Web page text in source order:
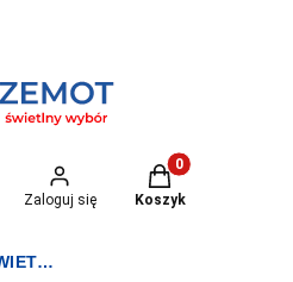
wyszukiwarkę
Zaloguj się
Produkty w
Koszyk